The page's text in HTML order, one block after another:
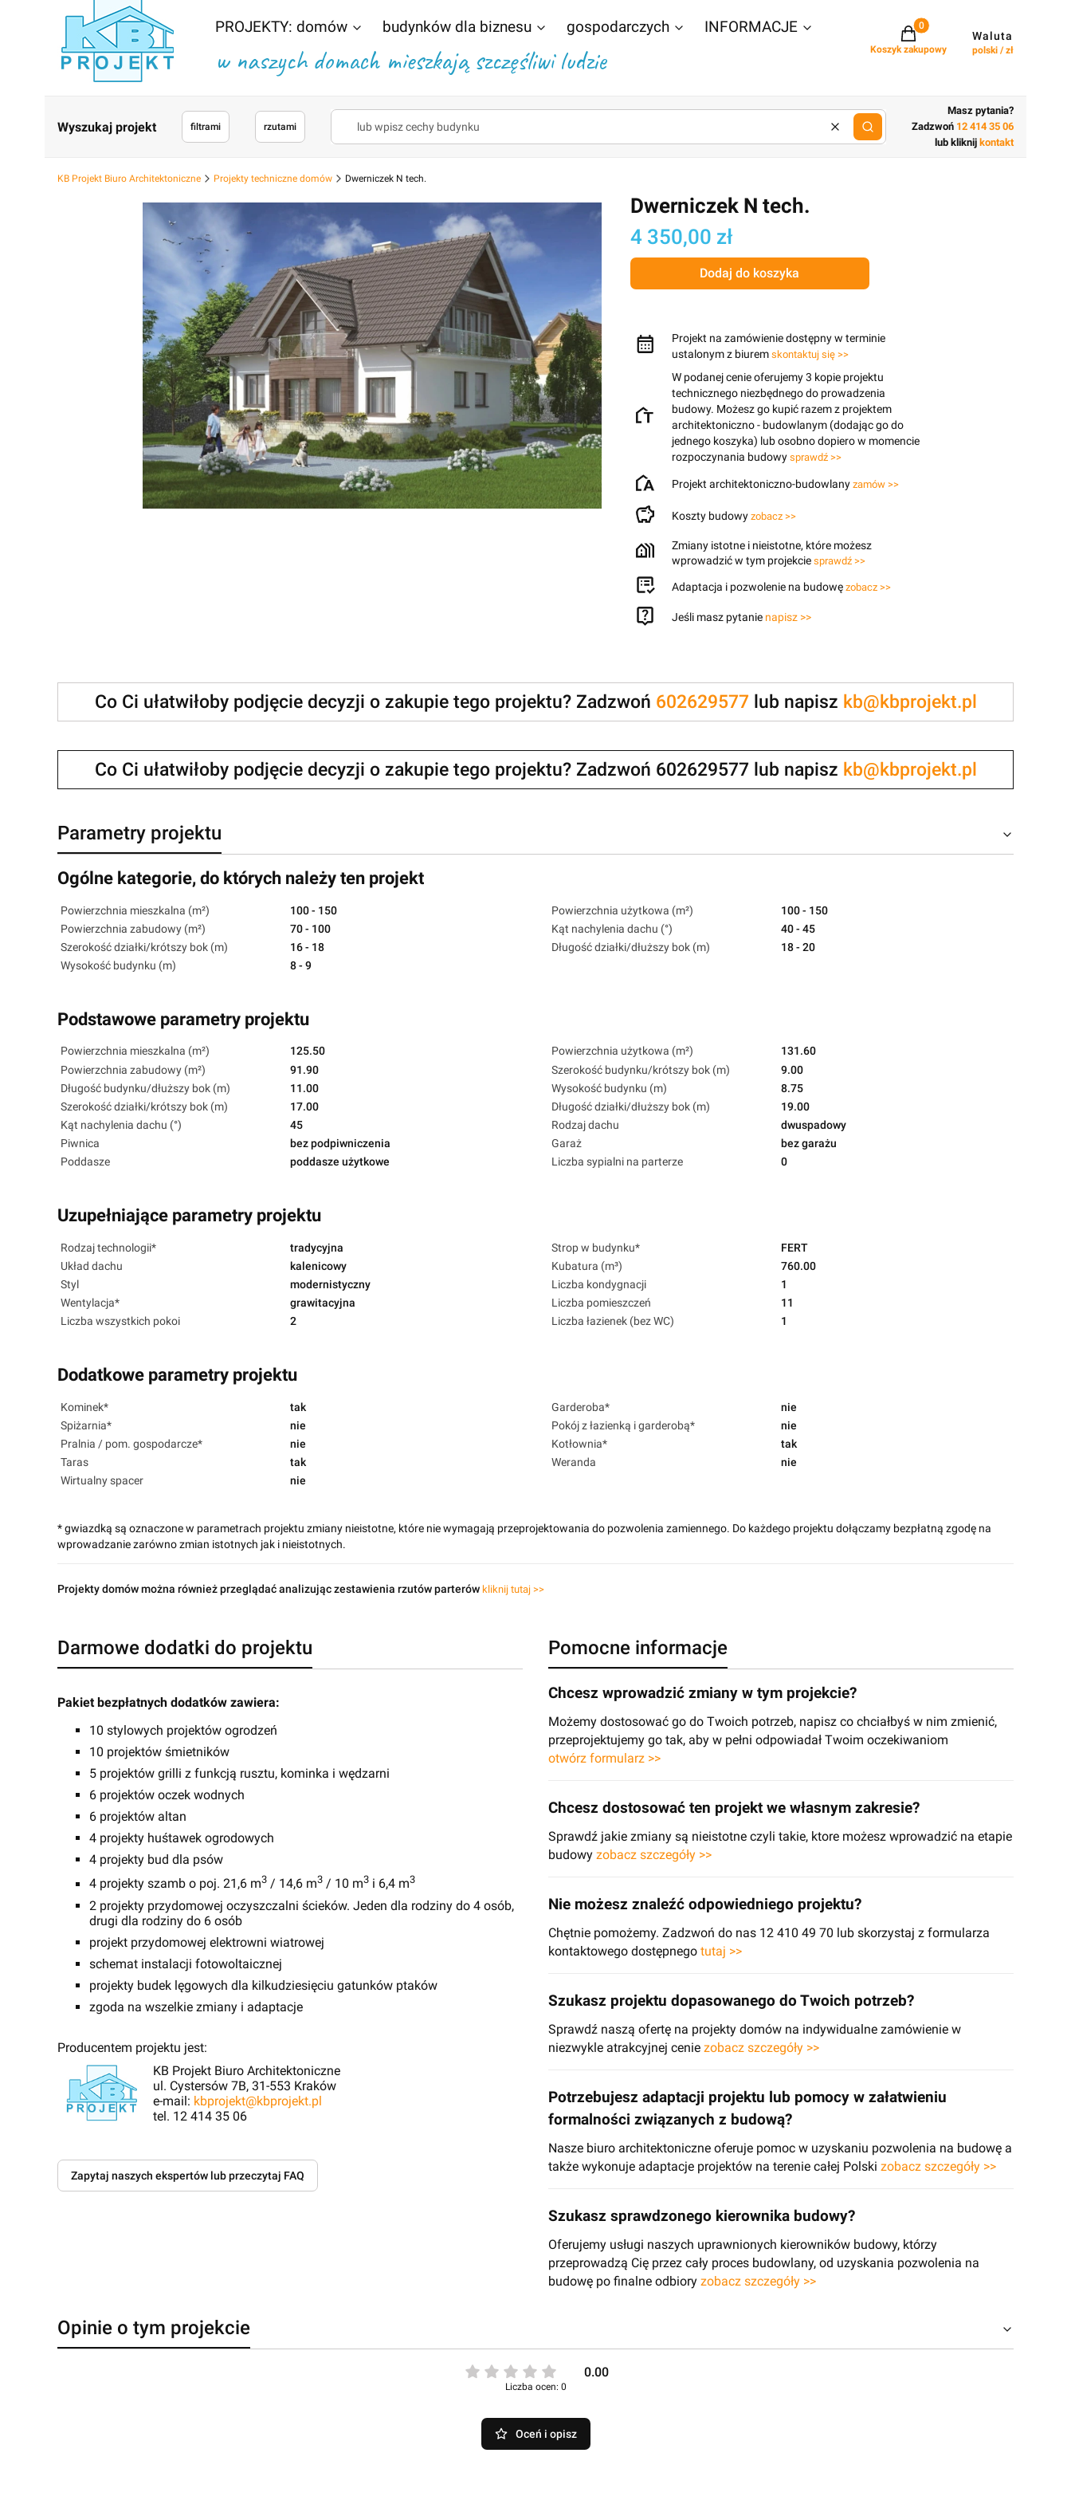
PROJEKTY: domów budynków dla biznesu gospodarczych INFORMACJE
w naszych domach mieszkają szczęśliwi ludzie
Projekty w koszyku: 0. Zobacz
Koszyk zakupowy
Waluta
polski / zł
Wyszukaj projekt filtrami rzutami
Wyczyśćlub wpisz cechy budynku
Masz pytania?
Zadzwoń 12 414 35 06
lub kliknij kontakt
KB Projekt Biuro Architektoniczne Projekty techniczne domów Dwerniczek N tech.
Dwerniczek N tech.
Cena
4 350,00 zł
Dodaj do koszyka
Projekt na zamówienie dostępny w terminie
ustalonym z biurem skontaktuj się >>
W podanej cenie oferujemy 3 kopie projektu
technicznego niezbędnego do prowadzenia
budowy. Możesz go kupić razem z projektem
architektoniczno - budowlanym (dodając go do
jednego koszyka) lub osobno dopiero w momencie
rozpoczynania budowy sprawdź >>
Projekt architektoniczno-budowlany zamów >>
Koszty budowy zobacz >>
Zmiany istotne i nieistotne, które możesz
wprowadzić w tym projekcie sprawdź >>
Adaptacja i pozwolenie na budowę zobacz >>
Jeśli masz pytanie napisz >>
Co Ci ułatwiłoby podjęcie decyzji o zakupie tego projektu? Zadzwoń 602629577lub napisz kb@kbprojekt.pl
Co Ci ułatwiłoby podjęcie decyzji o zakupie tego projektu? Zadzwoń 602629577 lub napisz kb@kbprojekt.pl
Parametry projektu
Ogólne kategorie, do których należy ten projekt
Powierzchnia mieszkalna (m²) 100 - 150 Powierzchnia użytkowa (m²)
100 - 150
Powierzchnia zabudowy (m²)
70 - 100 Kąt nachylenia dachu (°)
40 - 45
Szerokość działki/krótszy bok (m)
16 - 18 Długość działki/dłuższy bok (m)
18 - 20
Wysokość budynku (m)
8 - 9
Podstawowe parametry projektu
Powierzchnia mieszkalna (m²) 125.50 Powierzchnia użytkowa (m²)
131.60
Powierzchnia zabudowy (m²)
91.90 Szerokość budynku/krótszy bok (m)
9.00
Długość budynku/dłuższy bok (m)
11.00 Wysokość budynku (m)
8.75
Szerokość działki/krótszy bok (m)
17.00 Długość działki/dłuższy bok (m)
19.00
Kąt nachylenia dachu (°)
45 Rodzaj dachu
dwuspadowy
Piwnica
bez podpiwniczenia Garaż
bez garażu
Poddasze
poddasze użytkowe Liczba sypialni na parterze 0
Uzupełniające parametry projektu
Rodzaj technologii* tradycyjna Strop w budynku*
FERT
Układ dachu
kalenicowy Kubatura (m³)
760.00
Styl
modernistyczny Liczba kondygnacji
1
Wentylacja*
grawitacyjna Liczba pomieszczeń
11
Liczba wszystkich pokoi
2 Liczba łazienek (bez WC) 1
Dodatkowe parametry projektu
Kominek* tak Garderoba*
nie
Spiżarnia*
nie Pokój z łazienką i garderobą*
nie
Pralnia / pom. gospodarcze*
nie Kotłownia*
tak
Taras
tak Weranda
nie
Wirtualny spacer
nie
* gwiazdką są oznaczone w parametrach projektu zmiany nieistotne, które nie wymagają przeprojektowania do pozwolenia zamiennego. Do każdego projektu dołączamy bezpłatną zgodę na
wprowadzanie zarówno zmian istotnych jak i nieistotnych.
Projekty domów można również przeglądać analizując zestawienia rzutów parterów kliknij tutaj >>
Darmowe dodatki do projektu
Pakiet bezpłatnych dodatków zawiera:
10 stylowych projektów ogrodzeń
10 projektów śmietników
5 projektów grilli z funkcją rusztu, kominka i wędzarni
6 projektów oczek wodnych
6 projektów altan
4 projekty huśtawek ogrodowych
4 projekty bud dla psów
4 projekty szamb o poj. 21,6 m3 / 14,6 m3 / 10 m3 i 6,4 m3
2 projekty przydomowej oczyszczalni ścieków. Jeden dla rodziny do 4 osób,
drugi dla rodziny do 6 osób
projekt przydomowej elektrowni wiatrowej
schemat instalacji fotowoltaicznej
projekty budek lęgowych dla kilkudziesięciu gatunków ptaków
zgoda na wszelkie zmiany i adaptacje
Producentem projektu jest:
KB Projekt Biuro Architektoniczne
ul. Cystersów 7B, 31-553 Kraków
e-mail: kbprojekt@kbprojekt.pl
tel. 12 414 35 06
Zapytaj naszych ekspertów lub przeczytaj FAQ
Pomocne informacje
Chcesz wprowadzić zmiany w tym projekcie?
Możemy dostosować go do Twoich potrzeb, napisz co chciałbyś w nim zmienić,
przeprojektujemy go tak, aby w pełni odpowiadał Twoim oczekiwaniom
otwórz formularz >>
Chcesz dostosować ten projekt we własnym zakresie?
Sprawdź jakie zmiany są nieistotne czyli takie, ktore możesz wprowadzić na etapie
budowy zobacz szczegóły >>
Nie możesz znaleźć odpowiedniego projektu?
Chętnie pomożemy. Zadzwoń do nas 12 410 49 70 lub skorzystaj z formularza
kontaktowego dostępnego tutaj >>
Szukasz projektu dopasowanego do Twoich potrzeb?
Sprawdź naszą ofertę na projekty domów na indywidualne zamówienie w
niezwykle atrakcyjnej cenie zobacz szczegóły >>
Potrzebujesz adaptacji projektu lub pomocy w załatwieniu
formalności związanych z budową?
Nasze biuro architektoniczne oferuje pomoc w uzyskaniu pozwolenia na budowę a
także wykonuje adaptacje projektów na terenie całej Polski zobacz szczegóły >>
Szukasz sprawdzonego kierownika budowy?
Oferujemy usługi naszych uprawnionych kierowników budowy, którzy
przeprowadzą Cię przez cały proces budowlany, od uzyskania pozwolenia na
budowę po finalne odbiory zobacz szczegóły >>
Opinie o tym projekcie
0.00
Liczba ocen: 0
Oceń i opisz